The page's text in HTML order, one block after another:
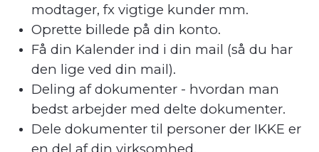
modtager, fx vigtige kunder mm.
Oprette billede på din konto.
Få din Kalender ind i din mail (så du har
den lige ved din mail).
Deling af dokumenter - hvordan man
bedst arbejder med delte dokumenter.
Dele dokumenter til personer der IKKE er